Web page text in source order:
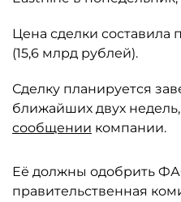
Цена сделки
(15,6 млрд рублей).
Сделку планируется
ближайших двух
сообщении компании.
Её должны одобрить
правительственная